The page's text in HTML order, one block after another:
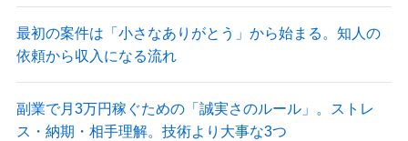
最初の案件は「小さなありがとう」から始まる。知人の
依頼から収入になる流れ
副業で月3万円稼ぐための「誠実さのルール」。ストレ
ス・納期・相手理解。技術より大事な3つ